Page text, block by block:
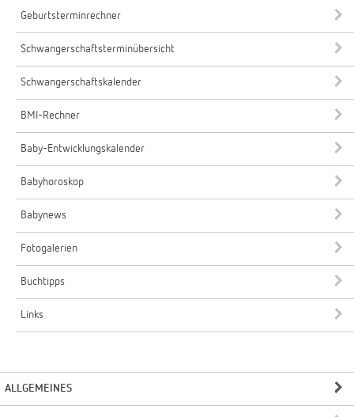
Geburtsterminrechner
Schwangerschaftsterminübersicht
Schwangerschaftskalender
BMI-Rechner
Baby-Entwicklungskalender
Babyhoroskop
Babynews
Fotogalerien
Buchtipps
Links
ALLGEMEINES